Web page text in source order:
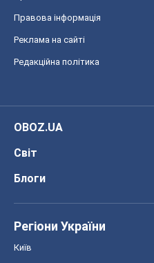
Правова інформація
Реклама на сайті
Редакційна політика
OBOZ.UA
Світ
Блоги
Регіони України
Київ